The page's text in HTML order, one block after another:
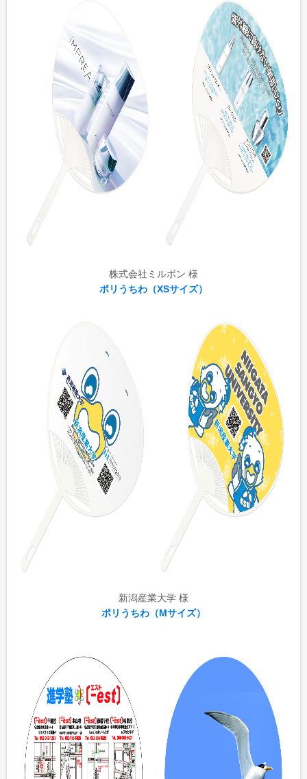
株式会社ミルボン 様
ポリうちわ（XSサイズ）
新潟産業大学 様
ポリうちわ（Mサイズ）